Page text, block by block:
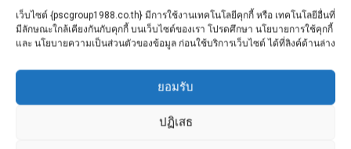
เว็บไซต์ {pscgroup1988.co.th} มีการใช้งานเทคโนโลยีคุกกี้ หรือ เทคโนโลยีอื่นที่
มีลักษณะใกล้เคียงกันกับคุกกี้ บนเว็บไซต์ของเรา โปรดศึกษา นโยบายการใช้คุกกี้
และ นโยบายความเป็นส่วนตัวของข้อมูล ก่อนใช้บริการเว็บไซต์ ได้ที่ลิงค์ด้านล่าง
ยอมรับ
ปฏิเสธ
ยังออมได้อย่างสม่ำเสมอ
3. คิดค่าใช้จ่ายแฝงให้ครบ